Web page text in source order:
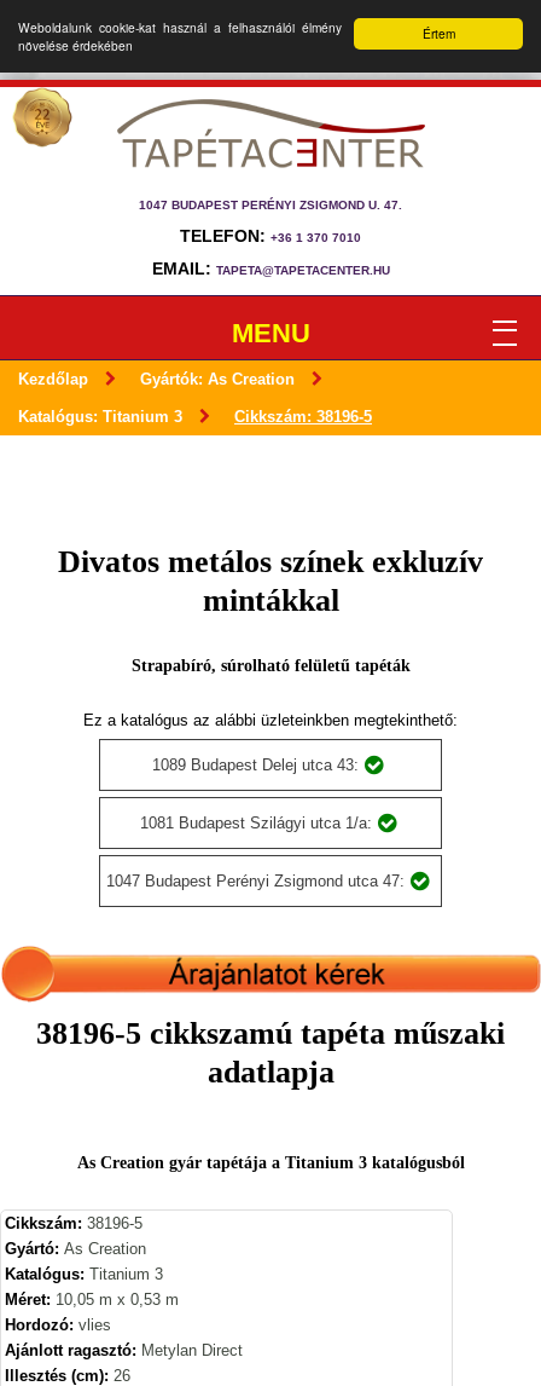
Értem
Weboldalunk cookie-kat használ a felhasználói élmény
növelése érdekében
1047 BUDAPEST PERÉNYI ZSIGMOND U. 47.
TELEFON: +36 1 370 7010
EMAIL: TAPETA@TAPETACENTER.HU
MENU
Kezdőlap Gyártók: As Creation
Katalógus: Titanium 3 Cikkszám: 38196-5
Divatos metálos színek exkluzív
mintákkal
Strapabíró, súrolható felületű tapéták
Ez a katalógus az alábbi üzleteinkben megtekinthető:
1089 Budapest Delej utca 43:
1081 Budapest Szilágyi utca 1/a:
1047 Budapest Perényi Zsigmond utca 47:
38196-5 cikkszamú tapéta műszaki
adatlapja
As Creation gyár tapétája a Titanium 3 katalógusból
Cikkszám: 38196-5
Gyártó: As Creation
Katalógus: Titanium 3
Méret: 10,05 m x 0,53 m
Hordozó: vlies
Ajánlott ragasztó: Metylan Direct
Illesztés (cm): 26